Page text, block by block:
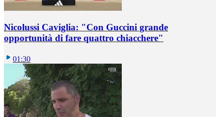
Nicolussi Caviglia: "Con Guccini grande
opportunità di fare quattro chiacchere"
01:30